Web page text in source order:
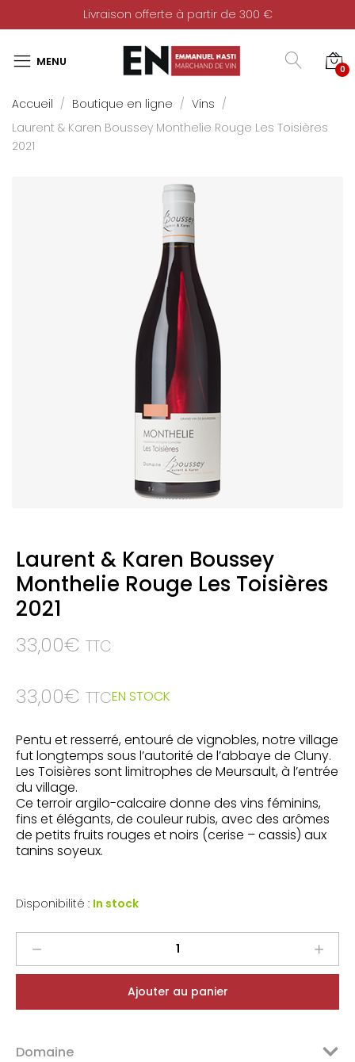
Livraison offerte à partir de 300 €
0
Accueil Boutique en ligne
Vins
Laurent & Karen Boussey Monthelie Rouge Les Toisières
2021
Laurent & Karen Boussey
Monthelie Rouge Les Toisières
2021
33,00€ TTC
33,00€ TTCEN STOCK
Pentu et resserré, entouré de vignobles, notre village
fut longtemps sous l’autorité de l’abbaye de Cluny.
Les Toisières sont limitrophes de Meursault, à l’entrée
du village.
Ce terroir argilo-calcaire donne des vins féminins,
fins et élégants, de couleur rubis, avec des arômes
de petits fruits rouges et noirs (cerise – cassis) aux
tanins soyeux.
Disponibilité : In stock
Karen
Monthelie
Les
Ajouter au panier
Domaine